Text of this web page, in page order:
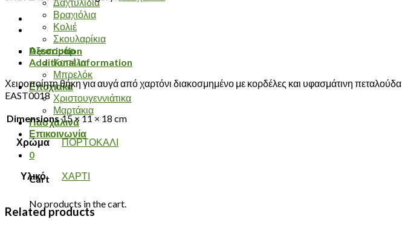
Βραχιόλια
Κολιέ
Σκουλαρίκια
Αξεσουάρ
Καπέλα
Μπρελόκ
Εποχιακά
Χριστουγεννιάτικα
Μαρτάκια
Πασχαλινά
Επικοινωνία
0
Cart
No products in the cart.
Description
Additional information
Χειροποίητη θήκη για αυγά από χαρτόνι διακοσμημένο με κορδέλες και υφασμάτινη πεταλούδα
EAST0018
Dimensions 15 × 11 × 18 cm
Χρώμα ΠΟΡΤΟΚΑΛΙ
Υλικό ΧΑΡΤΙ
Related products